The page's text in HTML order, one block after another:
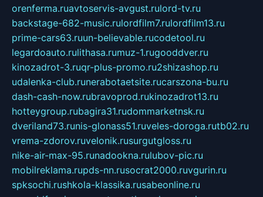
orenferma.ruavtoservis-avgust.rulord-tv.ru
backstage-682-music.rulordfilm7.rulordfilm13.ru
prime-cars63.ruun-believable.rucodetool.ru
legardoauto.rulithasa.rumuz-1.rugooddver.ru
kinozadrot-3.ruqr-plus-promo.ru2shizashop.ru
udalenka-club.runerabotaetsite.rucarszona-bu.ru
dash-cash-now.rubravoprod.rukinozadrot13.ru
hotteygroup.rubagira31.rudommarketnsk.ru
dveriland73.runis-glonass51.ruveles-doroga.rutb02.ru
vrema-zdorov.ruvelonik.rusurgutgloss.ru
nike-air-max-95.runadookna.rulubov-pic.ru
mobilreklama.rupds-nn.rusocrat2000.ruvgurin.ru
spksochi.rushkola-klassika.rusabeonline.ru